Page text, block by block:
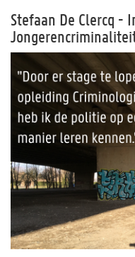
Stefaan De Clercq -